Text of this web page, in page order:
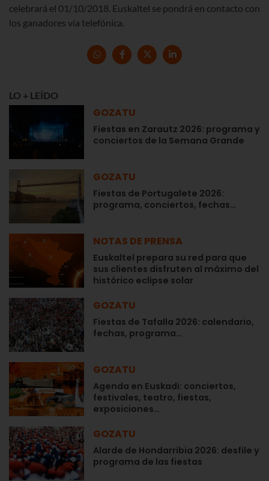
celebrará el 01/10/2018. Euskaltel se pondrá en contacto con
los ganadores vía telefónica.
LO + LEÍDO
GOZATU
Fiestas en Zarautz 2026: programa y
conciertos de la Semana Grande
GOZATU
Fiestas de Portugalete 2026:
programa, conciertos, fechas…
NOTAS DE PRENSA
Euskaltel prepara su red para que
sus clientes disfruten al máximo del
histórico eclipse solar
GOZATU
Fiestas de Tafalla 2026: calendario,
fechas, programa…
GOZATU
Agenda en Euskadi: conciertos,
festivales, teatro, fiestas,
exposiciones…
GOZATU
Alarde de Hondarribia 2026: desfile y
programa de las fiestas